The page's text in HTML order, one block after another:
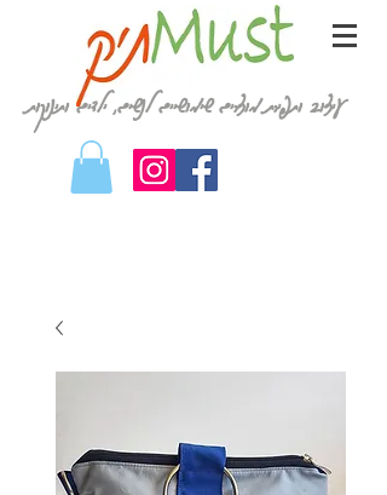
עיצוב ותפירת מוצרים שימושיים לנשים, ילדים ותינוקות